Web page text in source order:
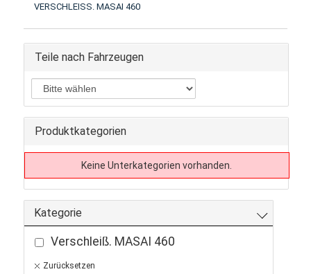
VERSCHLEISS. MASAI 460
Teile nach Fahrzeugen
Produktkategorien
Keine Unterkategorien vorhanden.
Kategorie
Verschleiß. MASAI 460
Zurücksetzen